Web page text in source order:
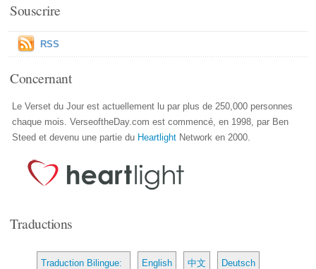
Souscrire
RSS
Concernant
Le Verset du Jour est actuellement lu par plus de 250,000 personnes
chaque mois. VerseoftheDay.com est commencé, en 1998, par Ben
Steed et devenu une partie du Heartlight Network en 2000.
Traductions
Traduction Bilingue:
English 中文 Deutsch